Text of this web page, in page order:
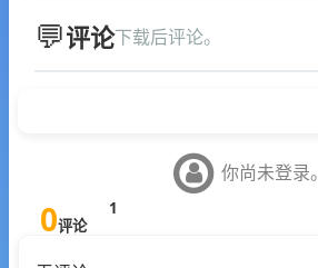
评论下载后评论。
你尚未登录。
0评论
1